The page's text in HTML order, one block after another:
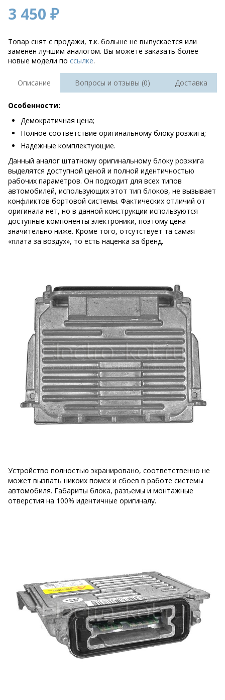
3 450 ₽
Товар снят с продажи, т.к. больше не выпускается или
заменен лучшим аналогом. Вы можете заказать более
новые модели по ссылке.
Описание Вопросы и отзывы (0) Доставка
Особенности:
Демократичная цена;
Полное соответствие оригинальному блоку розжига;
Надежные комплектующие.
Данный аналог штатному оригинальному блоку розжига
выделятся доступной ценой и полной идентичностью
рабочих параметров. Он подходит для всех типов
автомобилей, использующих этот тип блоков, не вызывает
конфликтов бортовой системы. Фактических отличий от
оригинала нет, но в данной конструкции используются
доступные компоненты электроники, поэтому цена
значительно ниже. Кроме того, отсутствует та самая
«плата за воздух», то есть наценка за бренд.
Устройство полностью экранировано, соответственно не
может вызвать никоих помех и сбоев в работе системы
автомобиля. Габариты блока, разъемы и монтажные
отверстия на 100% идентичные оригиналу.